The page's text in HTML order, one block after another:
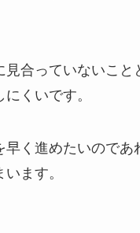
見合っていないこと
くいです。
早く進めたいのであ
ます。